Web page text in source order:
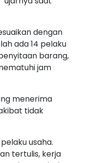
dengan
ada 14 pelaku
barang,
jam
menerima
tidak
usaha.
tertulis, kerja